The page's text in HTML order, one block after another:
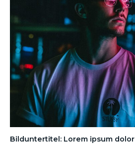
Bilduntertitel: Lorem ipsum dolor